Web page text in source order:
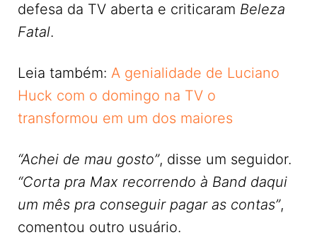
defesa da TV aberta e criticaram Beleza
Fatal.
Leia também: A genialidade de Luciano
Huck com o domingo na TV o
transformou em um dos maiores
“Achei de mau gosto”, disse um seguidor.
“Corta pra Max recorrendo à Band daqui
um mês pra conseguir pagar as contas”,
comentou outro usuário.